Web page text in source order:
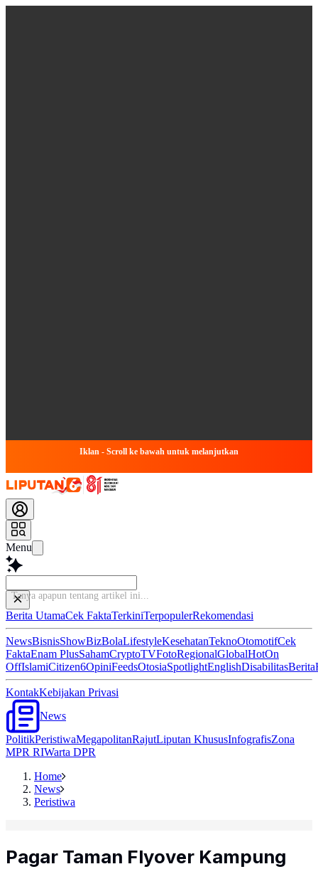
Iklan - Scroll ke bawah untuk melanjutkan
Menu
Tanya apapu
Berita UtamaCek FaktaTerkiniTerpopulerRekomendasi
NewsBisnisShowBizBolaLifestyleKesehatanTeknoOtomotifCek
FaktaEnam PlusSahamCryptoTVFotoRegionalGlobalHotOn
OffIslamiCitizen6OpiniFeedsOtosiaSpotlightEnglishDisabilitasBerita
KontakKebijakan Privasi
News
PolitikPeristiwaMegapolitanRajutLiputan KhususInfografisZona
MPR RIWarta DPR
Home
News
Peristiwa
Pagar Taman Flyover Kampung